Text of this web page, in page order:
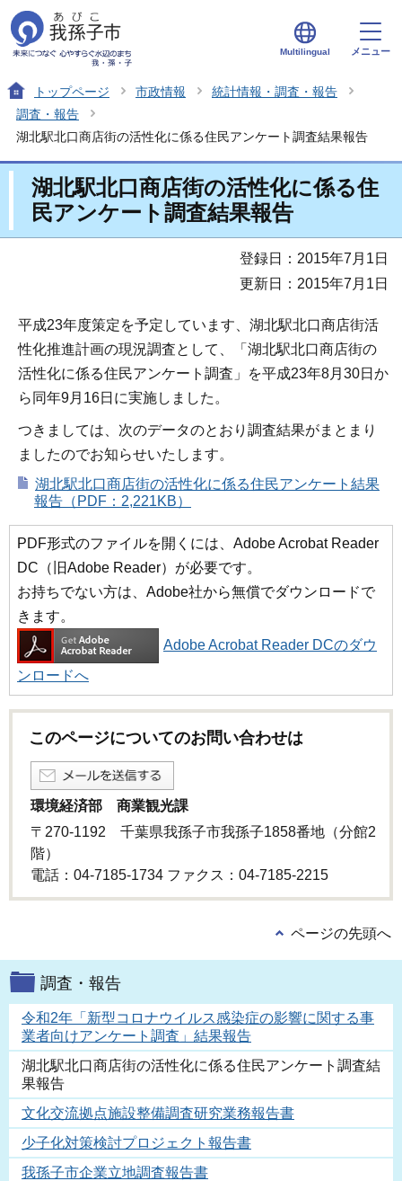
Multilingual メニュー
トップページ 市政情報
統計情報・調査・報告
調査・報告
湖北駅北口商店街の活性化に係る住民アンケート調査結果報告
湖北駅北口商店街の活性化に係る住
民アンケート調査結果報告
登録日：2015年7月1日
更新日：2015年7月1日
平成23年度策定を予定しています、湖北駅北口商店街活
性化推進計画の現況調査として、「湖北駅北口商店街の
活性化に係る住民アンケート調査」を平成23年8月30日か
ら同年9月16日に実施しました。
つきましては、次のデータのとおり調査結果がまとまり
ましたのでお知らせいたします。
湖北駅北口商店街の活性化に係る住民アンケート結果
報告（PDF：2,221KB）
PDF形式のファイルを開くには、Adobe Acrobat Reader
DC（旧Adobe Reader）が必要です。
お持ちでない方は、Adobe社から無償でダウンロードで
きます。
Adobe Acrobat Reader DCのダウ
ンロードへ
このページについてのお問い合わせは
環境経済部 商業観光課
〒270-1192 千葉県我孫子市我孫子1858番地（分館2
階）
電話：04-7185-1734 ファクス：04-7185-2215
ページの先頭へ
調査・報告
令和2年「新型コロナウイルス感染症の影響に関する事
業者向けアンケート調査」結果報告
湖北駅北口商店街の活性化に係る住民アンケート調査結
果報告
文化交流拠点施設整備調査研究業務報告書
少子化対策検討プロジェクト報告書
我孫子市企業立地調査報告書